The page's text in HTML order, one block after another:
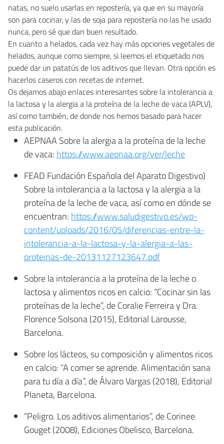
natas, no suelo usarlas en repostería, ya que en su mayoría
son para cocinar, y las de soja para repostería no las he usado
nunca, pero sé que dan buen resultado.
En cuanto a helados, cada vez hay más opciones vegetales de
helados, aunque como siempre, si leemos el etiquetado nos
puede dar un patatús de los aditivos que llevan. Otra opción es
hacerlos caseros con recetas de internet.
Os dejamos abajo enlaces interesantes sobre la intolerancia a
la lactosa y la alergia a la proteína de la leche de vaca (APLV),
así como también, de donde nos hemos basado para hacer
esta publicación.
AEPNAA Sobre la alergia a la proteína de la leche
de vaca: https://www.aepnaa.org/ver/leche
FEAD Fundación Española del Aparato Digestivo)
Sobre la intolerancia a la lactosa y la alergia a la
proteína de la leche de vaca, así como en dónde se
encuentran: https://www.saludigestivo.es/wp-
content/uploads/2016/05/diferencias-entre-la-
intolerancia-a-la-lactosa-y-la-alergia-a-las-
proteinas-de-20131127123647.pdf
Sobre la intolerancia a la proteína de la leche o
lactosa y alimentos ricos en calcio: “Cocinar sin las
proteínas de la leche”, de Coralie Ferreira y Dra.
Florence Solsona (2015), Editorial Larousse,
Barcelona.
Sobre los lácteos, su composición y alimentos ricos
en calcio: “A comer se aprende. Alimentación sana
para tu día a día”, de Álvaro Vargas (2018), Editorial
Planeta, Barcelona.
“Peligro. Los aditivos alimentarios”, de Corinee
Gouget (2008), Ediciones Obelisco, Barcelona.